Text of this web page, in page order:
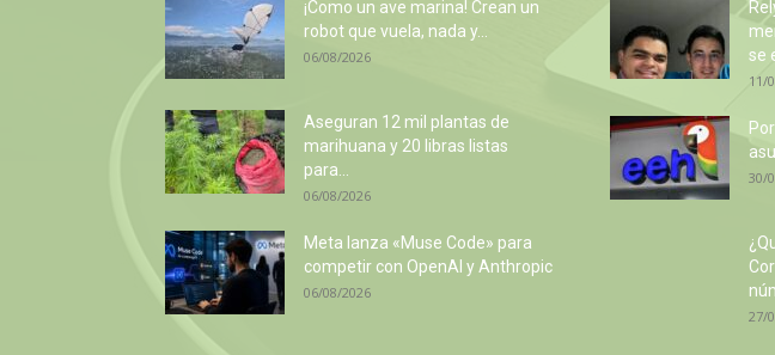
¡Como un ave marina! Crean un
robot que vuela, nada y...
06/08/2026
Aseguran 12 mil plantas de
marihuana y 20 libras listas
para...
06/08/2026
Meta lanza «Muse Code» para
competir con OpenAI y Anthropic
06/08/2026
se
11/
30/
27/